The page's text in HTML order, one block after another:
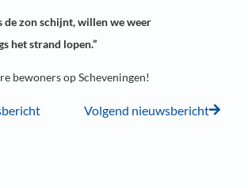
de zon schijnt, willen we weer
het strand lopen.”
bewoners op Scheveningen!
Volgend nieuwsbericht